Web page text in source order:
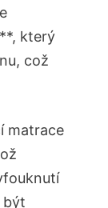
který
což
matrace⁤
být